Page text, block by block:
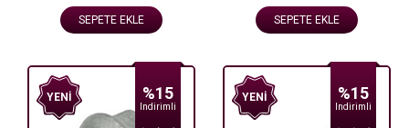
SEPETE EKLE SEPETE EKLE
%15
Indirimli
YENI %15
Indirimli
YENI